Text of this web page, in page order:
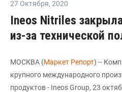
27 Октября, 2020
Ineos Nitriles
из-за технической
МОСКВА (Маркет Репорт) --
крупного международного
продуктов - Ineos Group, 23